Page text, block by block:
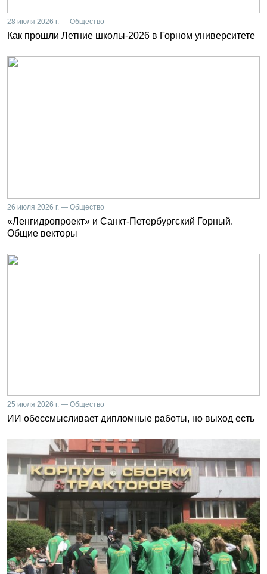
28 июля 2026 г. — Общество
Как прошли Летние школы-2026 в Горном университете
26 июля 2026 г. — Общество
«Ленгидропроект» и Санкт-Петербургский Горный.
Общие векторы
25 июля 2026 г. — Общество
ИИ обессмысливает дипломные работы, но выход есть